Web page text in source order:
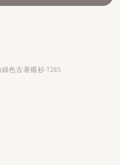
色古著襯衫-T285